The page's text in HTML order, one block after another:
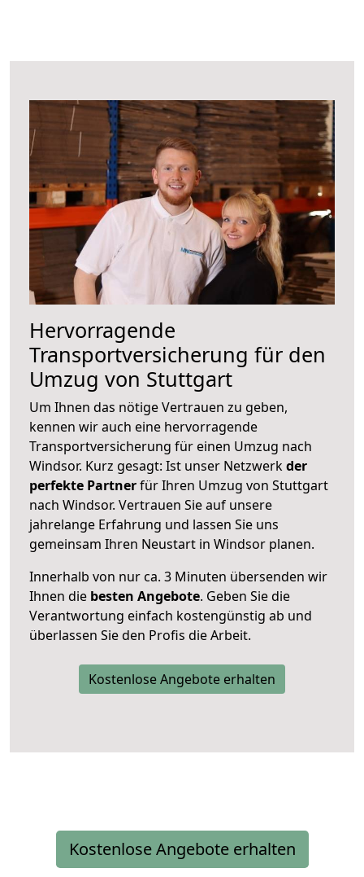
Hervorragende
Transportversicherung für den
Umzug von Stuttgart
Um Ihnen das nötige Vertrauen zu geben,
kennen wir auch eine hervorragende
Transportversicherung für einen Umzug nach
Windsor. Kurz gesagt: Ist unser Netzwerkder
perfekte Partnerfür Ihren Umzug von Stuttgart
nach Windsor. Vertrauen Sie auf unsere
jahrelange Erfahrung und lassen Sie uns
gemeinsam Ihren Neustart in Windsor planen.
Innerhalb von nur ca. 3 Minuten übersenden wir
Ihnen die besten Angebote. Geben Sie die
Verantwortung einfach kostengünstig ab und
überlassen Sie den Profis die Arbeit.
Kostenlose Angebote erhalten
Kostenlose Angebote erhalten